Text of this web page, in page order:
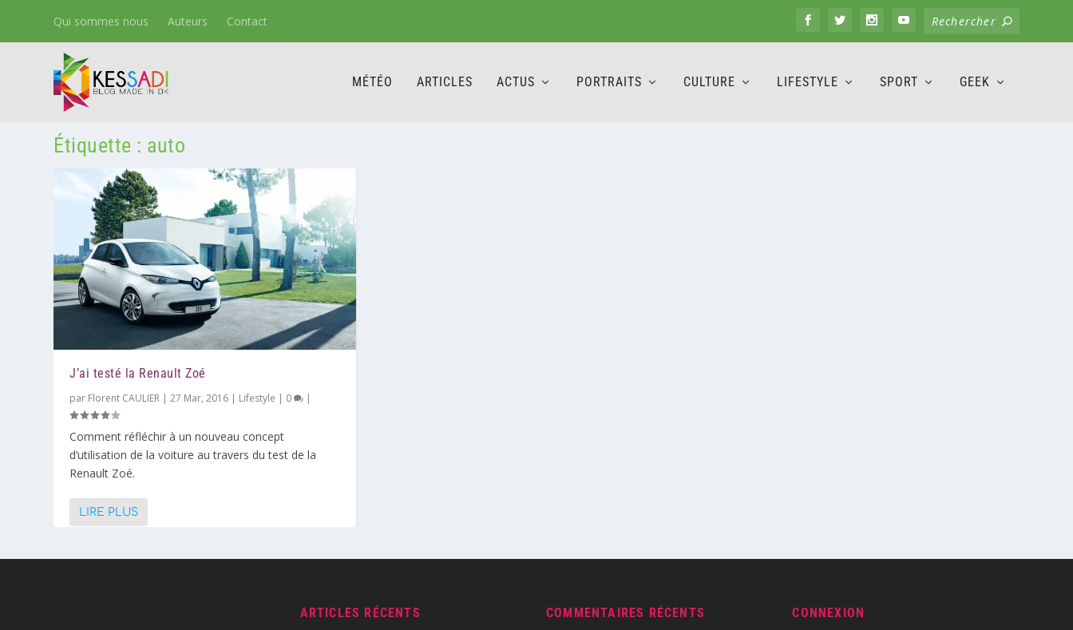
Qui sommes nous Auteurs Contact
MÉTÉO ARTICLES ACTUS PORTRAITS CULTURE LIFESTYLE SPORT GEEK
Étiquette : auto
J’ai testé la Renault Zoé
par Florent CAULIER |27 Mar, 2016 | Lifestyle | 0 |
Comment réfléchir à un nouveau concept
d’utilisation de la voiture au travers du test de la
Renault Zoé.
LIRE PLUS
ARTICLES RÉCENTS
COMMENTAIRES RÉCENTS
CONNEXION